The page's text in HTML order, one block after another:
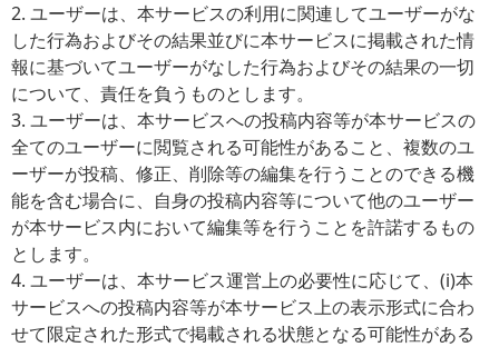
2. ユーザーは、本サービスの利用に関連してユーザーがな
した行為およびその結果並びに本サービスに掲載された情
報に基づいてユーザーがなした行為およびその結果の一切
について、責任を負うものとします。
3. ユーザーは、本サービスへの投稿内容等が本サービスの
全てのユーザーに閲覧される可能性があること、複数のユ
ーザーが投稿、修正、削除等の編集を行うことのできる機
能を含む場合に、自身の投稿内容等について他のユーザー
が本サービス内において編集等を行うことを許諾するもの
とします。
4. ユーザーは、本サービス運営上の必要性に応じて、(i)本
サービスへの投稿内容等が本サービス上の表示形式に合わ
せて限定された形式で掲載される状態となる可能性がある